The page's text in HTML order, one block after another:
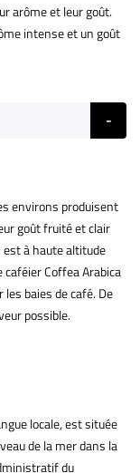
arôme et leur goût.
intense et un goût
environs produisent
goût fruité et clair
est à haute altitude
Coffea Arabica
baies de café. De
possible.
locale, est située
de la mer dans la
du